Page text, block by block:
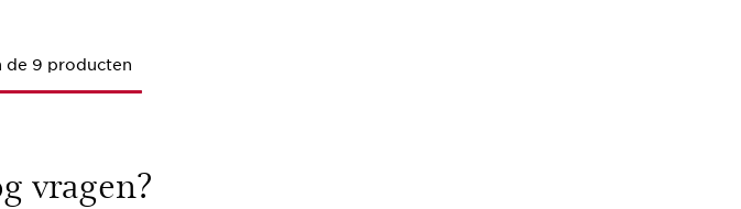
de 9 producten
vragen?